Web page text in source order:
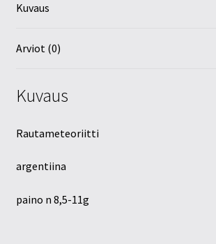
Kuvaus
Arviot (0)
Kuvaus
Rautameteoriitti
argentiina
paino n 8,5-11g